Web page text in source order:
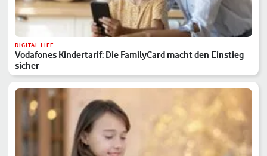
DIGITAL LIFE
Vodafones Kindertarif: Die FamilyCard macht den Einstieg
sicher